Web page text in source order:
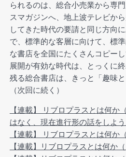
られるのは、総合小売業から専
スマガジンへ、地上波テレビか
してきた時代の要請と同じ方向
で、標準的な客層に向けて、標
な書店を全国にたくさんコピー
展開が有効な時代は、とっくに
残る総合書店は、きっと「趣味
（次回に続く）
【連載】 リブロプラスとは何か
はなく、現在進行形の話をしよう
【連載】 リブロプラスとは何か
【連載】リブロプラスとは何か